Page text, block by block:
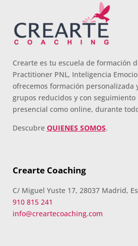
Crearte es tu escuela de formación
Practitioner PNL, Inteligencia
ofrecemos formación personalizada
grupos reducidos y con
presencial como online, durante
Descubre QUIENES SOMOS.
Crearte Coaching
C/ Miguel Yuste 17, 28037 Madrid,
910 815 241
info@creartecoaching.com